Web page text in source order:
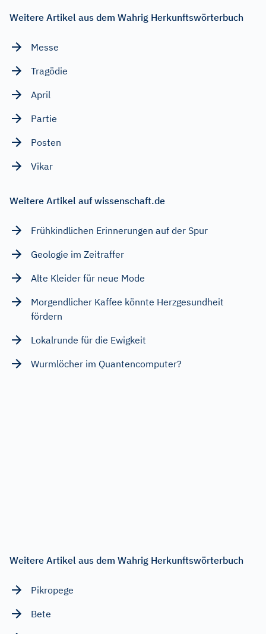
Weitere Artikel aus dem Wahrig Herkunftswörterbuch
Messe
Tragödie
April
Partie
Posten
Vikar
Weitere Artikel auf wissenschaft.de
Frühkindlichen Erinnerungen auf der Spur
Geologie im Zeitraffer
Alte Kleider für neue Mode
Morgendlicher Kaffee könnte Herzgesundheit
fördern
Lokalrunde für die Ewigkeit
Wurmlöcher im Quantencomputer?
Weitere Artikel aus dem Wahrig Herkunftswörterbuch
Pikropege
Bete